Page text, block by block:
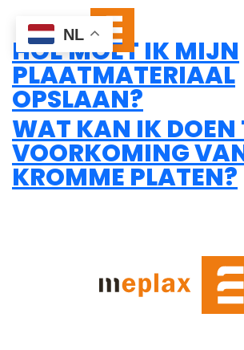
OPSLAG
HOE MOET IK MIJN
PLAATMATERIAAL
OPSLAAN?
WAT KAN IK DOEN
VOORKOMING
KROMME PLATEN?
NL